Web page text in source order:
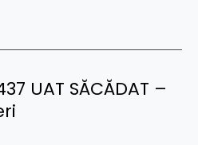
UAT SĂCĂDAT –